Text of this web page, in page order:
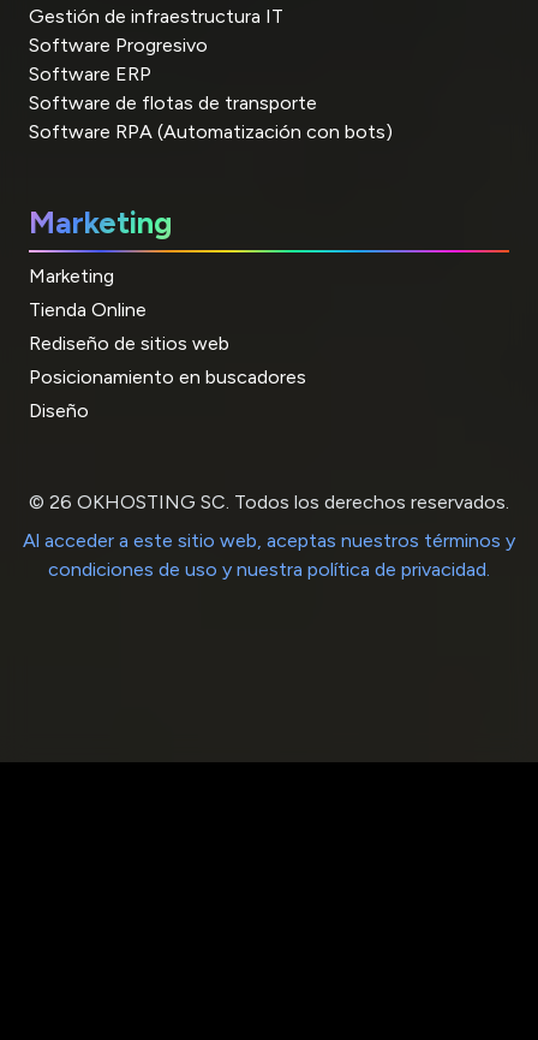
Gestión de infraestructura IT
Software Progresivo
Software ERP
Software de flotas de transporte
Software RPA (Automatización con bots)
Marketing
Marketing
Tienda Online
Rediseño de sitios web
Posicionamiento en buscadores
Diseño
© 26 OKHOSTING SC. Todos los derechos reservados.
Al acceder a este sitio web, aceptas nuestros términos y
condiciones de uso y nuestra política de privacidad.